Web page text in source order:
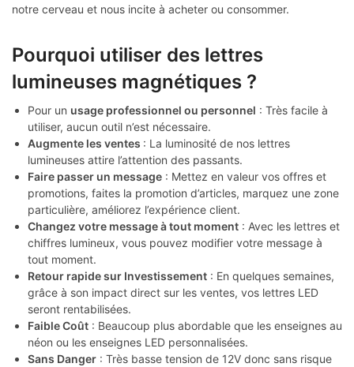
notre cerveau et nous incite à acheter ou consommer.
Pourquoi utiliser des lettres
lumineuses magnétiques ?
Pour un usage professionnel ou personnel : Très facile à
utiliser, aucun outil n’est nécessaire.
Augmente les ventes : La luminosité de nos lettres
lumineuses attire l’attention des passants.
Faire passer un message : Mettez en valeur vos offres et
promotions, faites la promotion d’articles, marquez une zone
particulière, améliorez l’expérience client.
Changez votre message à tout moment : Avec les lettres et
chiffres lumineux, vous pouvez modifier votre message à
tout moment.
Retour rapide sur Investissement : En quelques semaines,
grâce à son impact direct sur les ventes, vos lettres LED
seront rentabilisées.
Faible Coût : Beaucoup plus abordable que les enseignes au
néon ou les enseignes LED personnalisées.
Sans Danger : Très basse tension de 12V donc sans risque